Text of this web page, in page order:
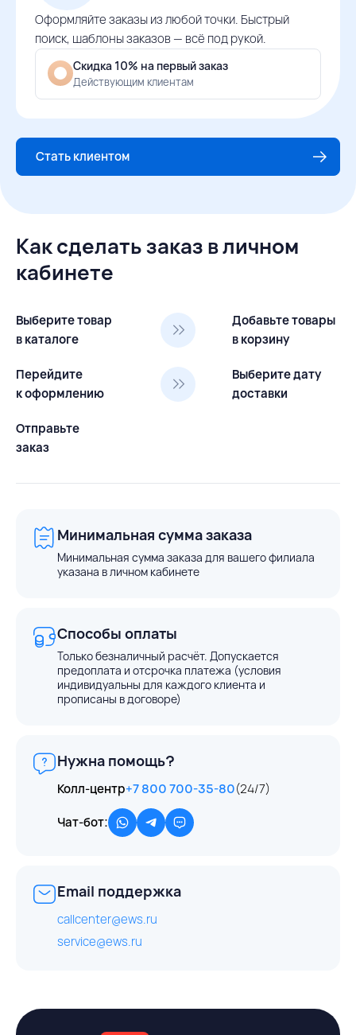
Оформляйте заказы из любой точки. Быстрый
поиск, шаблоны заказов — всё под рукой.
Скидка 10% на первый заказ
Действующим клиентам
Стать клиентом
Как сделать заказ в личном
кабинете
Выберите товар
в каталоге
Добавьте товары
в корзину
Перейдите
к оформлению
Выберите дату
доставки
Отправьте
заказ
Минимальная сумма заказа
Минимальная сумма заказа для вашего филиала
указана в личном кабинете
Способы оплаты
Только безналичный расчёт. Допускается
предоплата и отсрочка платежа (условия
индивидуальны для каждого клиента и
прописаны в договоре)
Нужна помощь?
Колл-центр+7 800 700-35-80(24/7)
Чат-бот:
Email поддержка
callcenter@ews.ru
service@ews.ru